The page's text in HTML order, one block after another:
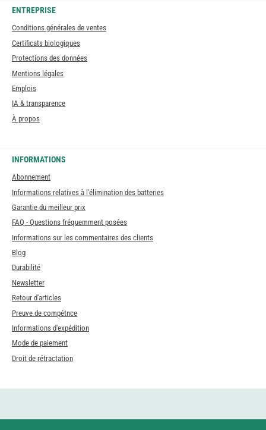
ENTREPRISE
Conditions générales de ventes
Certificats biologiques
Protections des données
Mentions légales
Emplois
IA & transparence
À propos
INFORMATIONS
Abonnement
Informations relatives à l'élimination des batteries
Garantie du meilleur prix
FAQ - Questions fréquemment posées
Informations sur les commentaires des clients
Blog
Durabilité
Newsletter
Retour d'articles
Preuve de compétnce
Informations d'expédition
Mode de paiement
Droit de rétractation